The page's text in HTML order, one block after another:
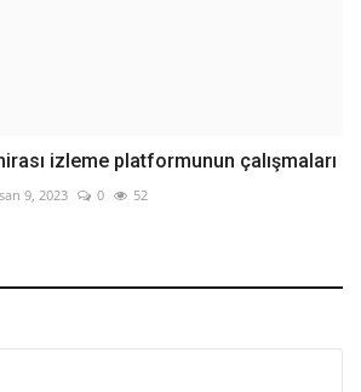
izleme platformunun çalışmaları
9, 2023 0 52